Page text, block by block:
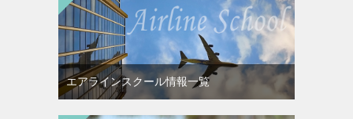
エアラインスクール情報一覧